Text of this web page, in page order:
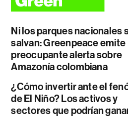
Ni los parques nacionales
salvan: Greenpeace emite
preocupante alerta sobre
Amazonía colombiana
¿Cómo invertir ante el
de El Niño? Los activos y
sectores que podrían